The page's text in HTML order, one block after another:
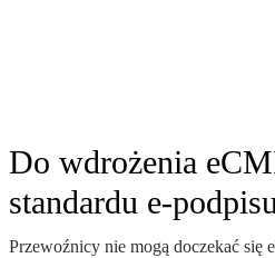
Do wdrożenia
standardu e-podpisu
Przewoźnicy nie mogą doczekać się